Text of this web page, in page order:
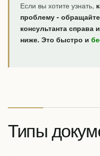
Если вы хотите узнать,
проблему -
консультанта справа
ниже. Это быстро и
Типы